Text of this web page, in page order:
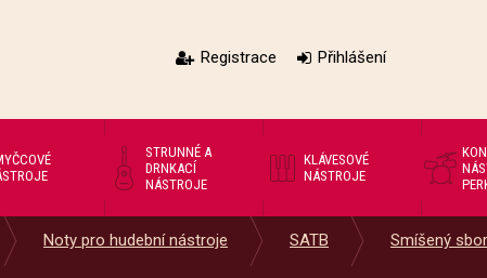
Registrace Přihlášení
STRUNNÉ A
DRNKACÍ
NÁSTROJE
KLÁVESOVÉ
NÁSTROJE
Noty pro hudební nástroje SATB Smíšený sbor